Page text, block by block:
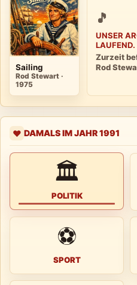
Sailing
Rod Stewart ·
1975
🎵
UNSER
LAUFEND.
Zurzeit
Rod
❤️ DAMALS IM JAHR 1991
🏛
POLITIK
⚽
SPORT